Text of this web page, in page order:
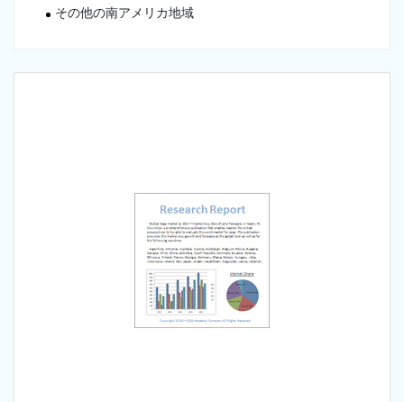
その他の南アメリカ地域